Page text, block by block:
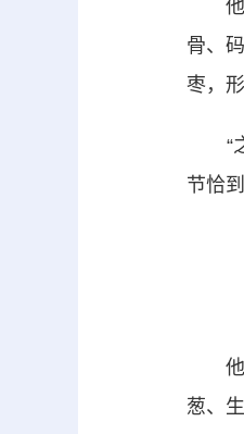
他介
骨、
枣，
“之
节恰
他选
葱、